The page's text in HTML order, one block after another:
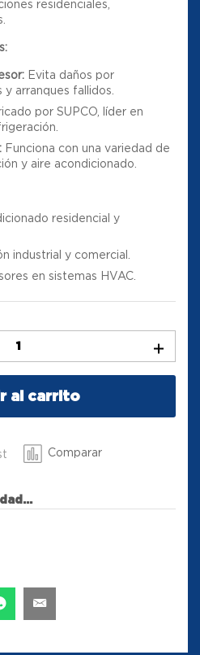
residenciales,
Evita daños por
arranques fallidos.
por SUPCO, líder en
Funciona con una variedad de
y aire acondicionado.
residencial y
industrial y comercial.
en sistemas HVAC.
al carrito
Comparar